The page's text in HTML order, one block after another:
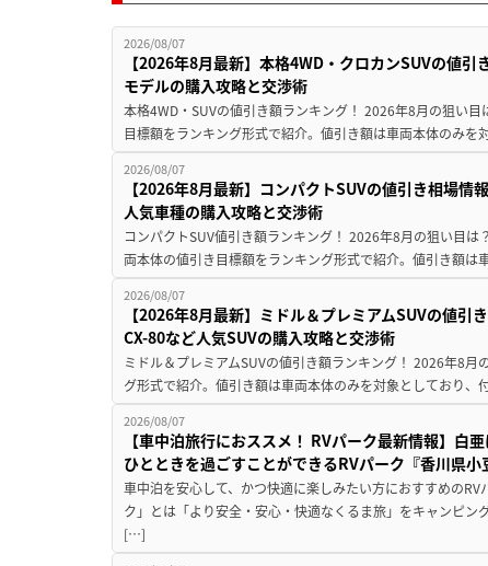
2026/08/07
【2026年8月最新】本格4WD・クロカンSUVの値
モデルの購入攻略と交渉術
本格4WD・SUVの値引き額ランキング！ 2026年8月の狙い
目標額をランキング形式で紹介。値引き額は車両本体のみ
2026/08/07
【2026年8月最新】コンパクトSUVの値引き相場情
人気車種の購入攻略と交渉術
コンパクトSUV値引き額ランキング！ 2026年8月の狙い目
両本体の値引き目標額をランキング形式で紹介。値引き額
2026/08/07
【2026年8月最新】ミドル＆プレミアムSUVの値引
CX-80など人気SUVの購入攻略と交渉術
ミドル＆プレミアムSUVの値引き額ランキング！ 2026年8
グ形式で紹介。値引き額は車両本体のみを対象としており
2026/08/07
【車中泊旅行におススメ！ RVパーク最新情報】白
ひとときを過ごすことができるRVパーク『香川県小
車中泊を安心して、かつ快適に楽しみたい方におすすめの
ク」とは「より安全・安心・快適なくるま旅」をキャンピン
[…]